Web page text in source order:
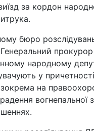
за кордон
бюро
народному
у
на
вогнепальної